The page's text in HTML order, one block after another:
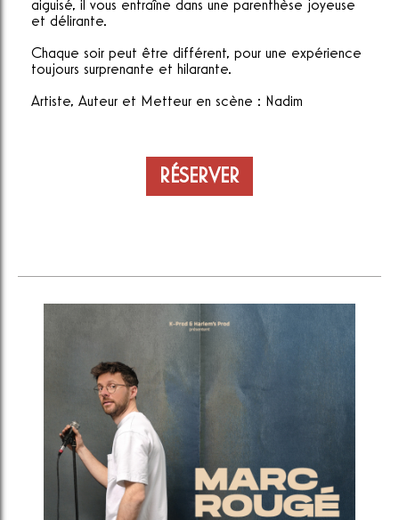
aiguisé, il vous entraîne dans une parenthèse joyeuse
et délirante.
Chaque soir peut être différent, pour une expérience
toujours surprenante et hilarante.
Artiste, Auteur et Metteur en scène : Nadim
RÉSERVER